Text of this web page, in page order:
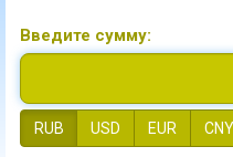
Введите сумму:
RUB USD EUR CNY